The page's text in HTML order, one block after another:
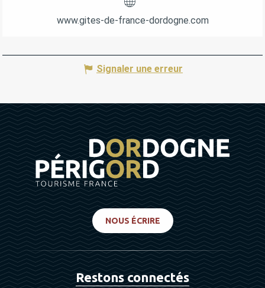
www.gites-de-france-dordogne.com
Signaler une erreur
NOUS ÉCRIRE
Restons connectés